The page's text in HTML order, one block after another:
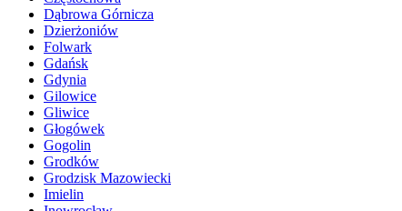
Dąbrowa Górnicza
Dzierżoniów
Folwark
Gdańsk
Gdynia
Gilowice
Gliwice
Głogówek
Gogolin
Grodków
Grodzisk Mazowiecki
Imielin